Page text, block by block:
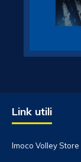
Link utili
Imoco Volley Store